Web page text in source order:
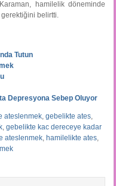
hamilelik döneminde
gerektiğini belirtti.
Tutun
Depresyona Sebep Oluyor
ateslenmek, gebelikte ates,
, gebelikte kac dereceye kadar
ateslenmek, hamilelikte ates,